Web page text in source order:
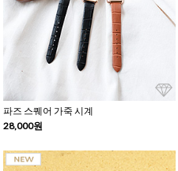
파즈 스퀘어 가죽 시계
28,000원